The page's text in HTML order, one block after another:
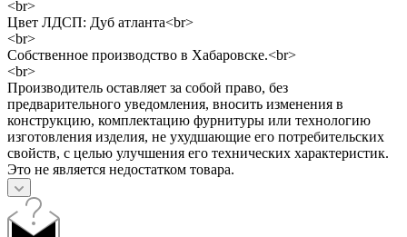
<br>
Цвет ЛДСП: Дуб атланта<br>
<br>
Собственное производство в Хабаровске.<br>
<br>
Производитель оставляет за собой право, без
предварительного уведомления, вносить изменения в
конструкцию, комплектацию фурнитуры или технологию
изготовления изделия, не ухудшающие его потребительских
свойств, с целью улучшения его технических характеристик.
Это не является недостатком товара.